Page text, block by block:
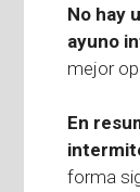
No hay
ayuno
mejor
En
forma